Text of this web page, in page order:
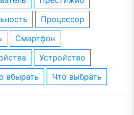
процессор
смартфон
устройство
вбырать что выбрать